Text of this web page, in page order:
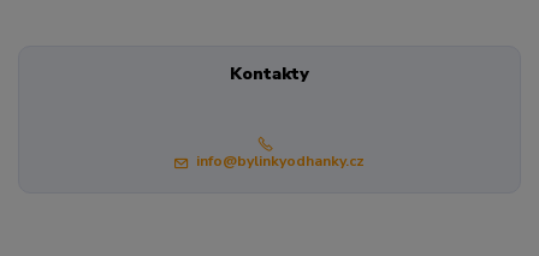
Kontakty
info@bylinkyodhanky.cz